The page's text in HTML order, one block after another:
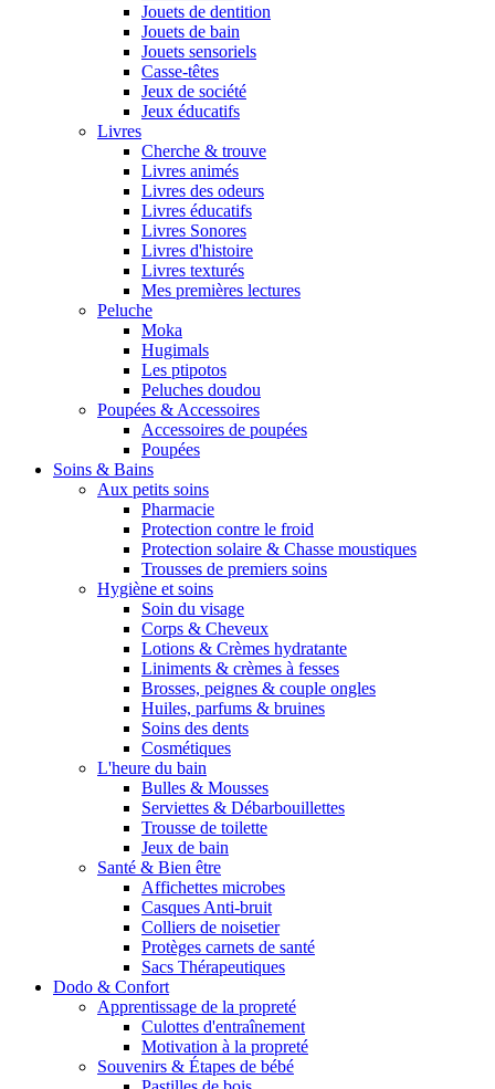
Jouets de dentition
Jouets de bain
Jouets sensoriels
Casse-têtes
Jeux de société
Jeux éducatifs
Livres
Cherche & trouve
Livres animés
Livres des odeurs
Livres éducatifs
Livres Sonores
Livres d'histoire
Livres texturés
Mes premières lectures
Peluche
Moka
Hugimals
Les ptipotos
Peluches doudou
Poupées & Accessoires
Accessoires de poupées
Poupées
Soins & Bains
Aux petits soins
Pharmacie
Protection contre le froid
Protection solaire & Chasse moustiques
Trousses de premiers soins
Hygiène et soins
Soin du visage
Corps & Cheveux
Lotions & Crèmes hydratante
Liniments & crèmes à fesses
Brosses, peignes & couple ongles
Huiles, parfums & bruines
Soins des dents
Cosmétiques
L'heure du bain
Bulles & Mousses
Serviettes & Débarbouillettes
Trousse de toilette
Jeux de bain
Santé & Bien être
Affichettes microbes
Casques Anti-bruit
Colliers de noisetier
Protèges carnets de santé
Sacs Thérapeutiques
Dodo & Confort
Apprentissage de la propreté
Culottes d'entraînement
Motivation à la propreté
Souvenirs & Étapes de bébé